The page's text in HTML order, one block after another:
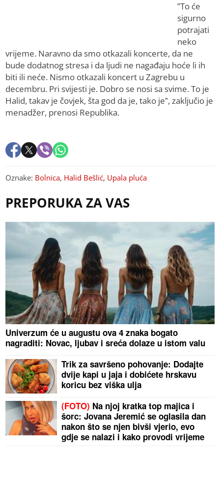
”To će
sigurno
potrajati
neko
vrijeme. Naravno da smo otkazali koncerte, da ne
bude dodatnog stresa i da ljudi ne nagađaju hoće li ih
biti ili neće. Nismo otkazali koncert u Zagrebu u
decembru. Pri svijesti je. Dobro se nosi sa svime. To je
Halid, takav je čovjek, šta god da je, tako je”, zaključio je
menadžer, prenosi Republika.
Oznake: Bolnica, Halid Bešlić, Upala pluća
PREPORUKA ZA VAS
Univerzum će u augustu ova 4 znaka bogato
nagraditi: Novac, ljubav i sreća dolaze u istom valu
Trik za savršeno pohovanje: Dodajte
dvije kapi u jaja i dobićete hrskavu
koricu bez viška ulja
(FOTO) Na njoj kratka top majica i
šorc: Jovana Jeremić se oglasila dan
nakon što se njen bivši vjerio, evo
gdje se nalazi i kako provodi vrijeme